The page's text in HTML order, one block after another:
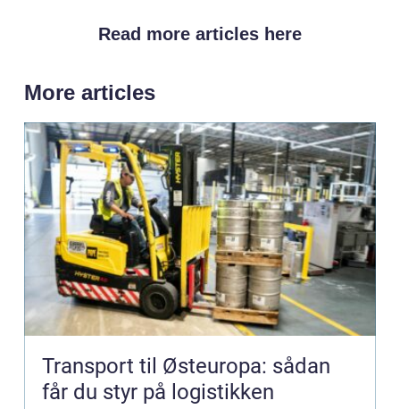
Read more articles here
More articles
Transport til Østeuropa: sådan
får du styr på logistikken